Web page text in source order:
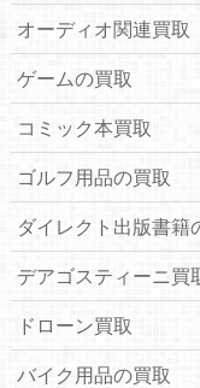
オーディオ関連買取
ゲームの買取
コミック本買取
ゴルフ用品の買取
ダイレクト出版書籍
デアゴスティーニ買
ドローン買取
バイク用品の買取